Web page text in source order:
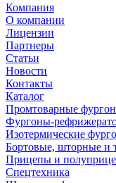
Компания
О компании
Лицензии
Партнеры
Статьи
Новости
Контакты
Каталог
Промтоварные
Фургоны-
Изотермические
Бортовые, шторные и
Прицепы и
Спецтехника